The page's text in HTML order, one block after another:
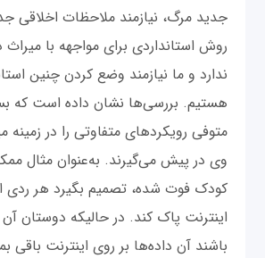
جدید مرگ، نیازمند ملاحظات اخلاقی
روش استانداردی برای مواجهه با
ندارد و ما نیازمند وضع کردن چنین
هستیم. بررسی‌ها نشان داده است که
متوفی رویکردهای متفاوتی را در زمینه
وی در پیش می‌گیرند. به‌عنوان مثال
کودک فوت شده، تصمیم بگیرد هر ردی
اینترنت پاک کند. در حالیکه دوستان
باشند آن داده‌ها بر روی اینترنت باقی